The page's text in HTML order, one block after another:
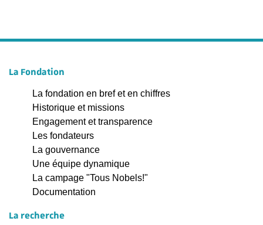
La Fondation
La fondation en bref et en chiffres
Historique et missions
Engagement et transparence
Les fondateurs
La gouvernance
Une équipe dynamique
La campage "Tous Nobels!"
Documentation
La recherche